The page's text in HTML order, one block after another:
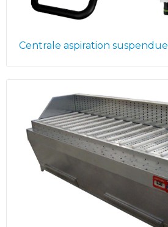
Centrale aspiration suspendue